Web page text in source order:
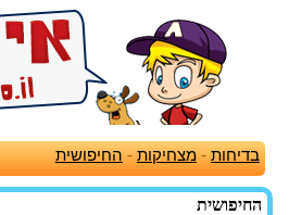
בדיחות -מצחיקות - החיפושית
החיפושית